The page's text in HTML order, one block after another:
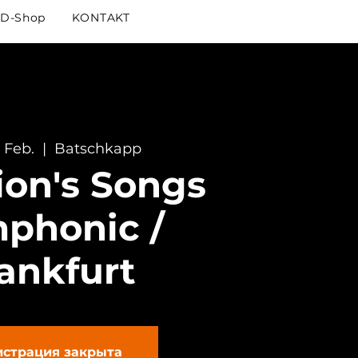
Shop KONTAKT
Feb.
  |
Batschkapp
Songs
/
закрыта